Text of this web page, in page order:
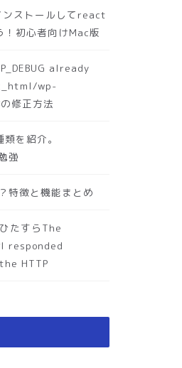
ストールしてreact
！初心者向けMac版
already
wp-
修正方法
を紹介。
強
徴と機能まとめ
たすらThe
responded
HTTP